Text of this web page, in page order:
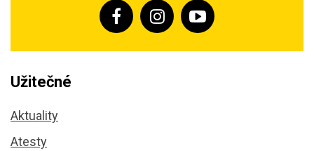
Užitečné
Aktuality
Atesty